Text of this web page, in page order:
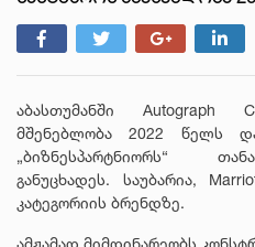
აბასთუმანში Autograph
მშენებლობა 2022 წელს
„ბიზნესპარტნიორს“
განუცხადეს. საუბარია,
კატეგორიის ბრენდზე.
ამჟამად მიმდინარეობს